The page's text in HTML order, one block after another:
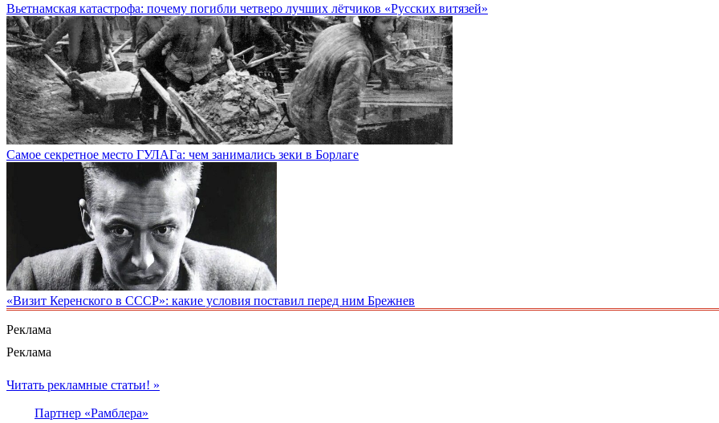
Вьетнамская катастрофа: почему погибли четверо лучших лётчиков «Русских витязей»
Самое секретное место ГУЛАГа: чем занимались зеки в Борлаге
«Визит Керенского в СССР»: какие условия поставил перед ним Брежнев
Реклама
Реклама
Читать рекламные статьи! »
Партнер «Рамблера»